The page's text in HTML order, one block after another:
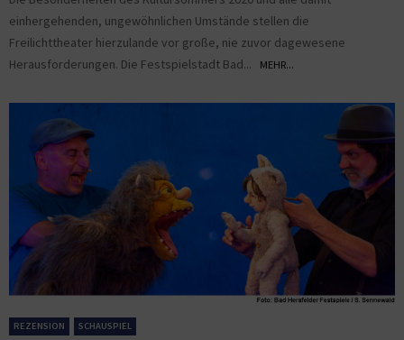
einhergehenden, ungewöhnlichen Umstände stellen die
Freilichttheater hierzulande vor große, nie zuvor dagewesene
Herausforderungen. Die Festspielstadt Bad...
MEHR...
REZENSION SCHAUSPIEL